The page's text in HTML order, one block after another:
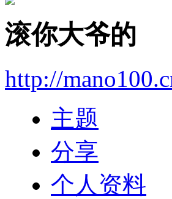
滚你大爷的
http://
主题
分享
个人资料